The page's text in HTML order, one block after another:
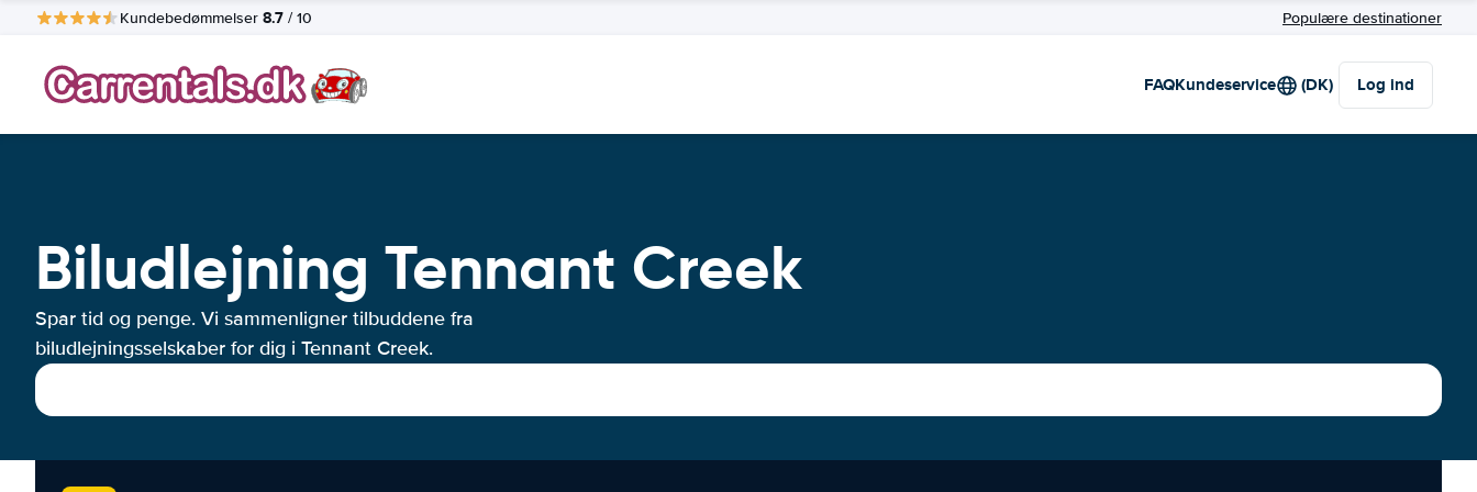
Kundebedømmelser 8.7 / 10 Populære destinationer
FAQKundeservice (DK) Log ind
Biludlejning Tennant Creek
Spar tid og penge. Vi sammenligner tilbuddene fra
biludlejningsselskaber for dig i Tennant Creek.